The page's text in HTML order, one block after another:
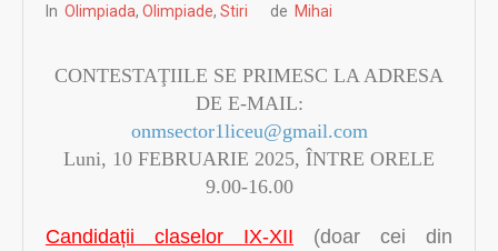
In Olimpiada, Olimpiade, Stiri de Mihai
CONTESTAŢIILE SE PRIMESC LA ADRESA
DE E-MAIL:
onmsector1liceu@gmail.com
Luni, 10 FEBRUARIE 2025, ÎNTRE ORELE
9.00-16.00
Candidații claselor IX-XII (doar cei din